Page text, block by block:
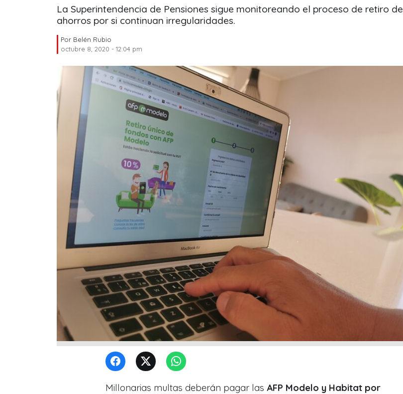
La Superintendencia de Pensiones sigue monitoreando el proceso de retiro de
ahorros por si continuan irregularidades.
Por Belén Rubio
octubre 8, 2020 - 12:04 pm
Millonarias multas deberán pagar las AFP Modelo y Habitat por